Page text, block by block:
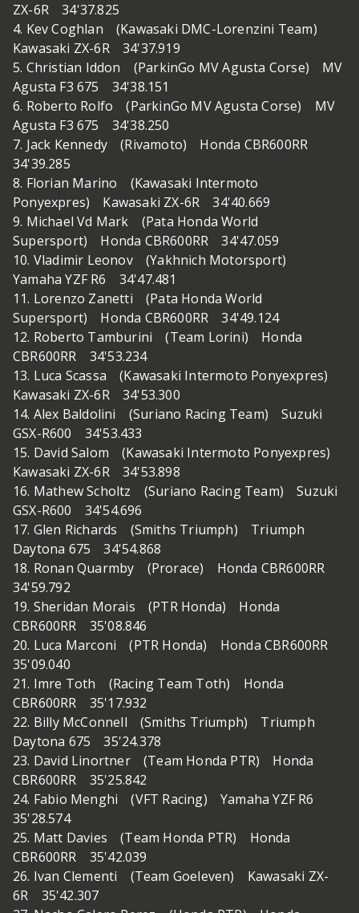
ZX-6R 34'37.825
4. Kev Coghlan (Kawasaki DMC-Lorenzini Team)
Kawasaki ZX-6R 34'37.919
5. Christian Iddon (ParkinGo MV Agusta Corse) MV
Agusta F3 675 34'38.151
6. Roberto Rolfo (ParkinGo MV Agusta Corse) MV
Agusta F3 675 34'38.250
7. Jack Kennedy (Rivamoto) Honda CBR600RR
34'39.285
8. Florian Marino (Kawasaki Intermoto
Ponyexpres) Kawasaki ZX-6R 34'40.669
9. Michael Vd Mark (Pata Honda World
Supersport) Honda CBR600RR 34'47.059
10. Vladimir Leonov (Yakhnich Motorsport)
Yamaha YZF R6 34'47.481
11. Lorenzo Zanetti (Pata Honda World
Supersport) Honda CBR600RR 34'49.124
12. Roberto Tamburini (Team Lorini) Honda
CBR600RR 34'53.234
13. Luca Scassa (Kawasaki Intermoto Ponyexpres)
Kawasaki ZX-6R 34'53.300
14. Alex Baldolini (Suriano Racing Team) Suzuki
GSX-R600 34'53.433
15. David Salom (Kawasaki Intermoto Ponyexpres)
Kawasaki ZX-6R 34'53.898
16. Mathew Scholtz (Suriano Racing Team) Suzuki
GSX-R600 34'54.696
17. Glen Richards (Smiths Triumph) Triumph
Daytona 675 34'54.868
18. Ronan Quarmby (Prorace) Honda CBR600RR
34'59.792
19. Sheridan Morais (PTR Honda) Honda
CBR600RR 35'08.846
20. Luca Marconi (PTR Honda) Honda CBR600RR
35'09.040
21. Imre Toth (Racing Team Toth) Honda
CBR600RR 35'17.932
22. Billy McConnell (Smiths Triumph) Triumph
Daytona 675 35'24.378
23. David Linortner (Team Honda PTR) Honda
CBR600RR 35'25.842
24. Fabio Menghi (VFT Racing) Yamaha YZF R6
35'28.574
25. Matt Davies (Team Honda PTR) Honda
CBR600RR 35'42.039
26. Ivan Clementi (Team Goeleven) Kawasaki ZX-
6R 35'42.307